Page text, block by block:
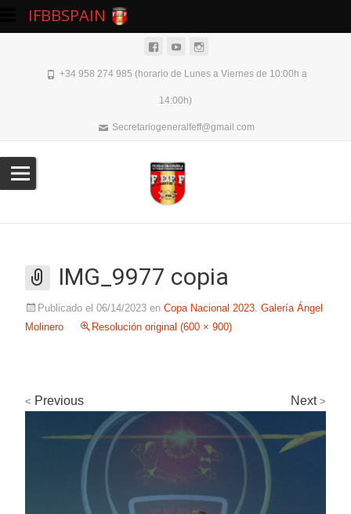
+34 958 274 985 (horario de Lunes a Viernes de 10:00h a
14:00h)
Secretariogeneralfeff@gmail.com
IMG_9977 copia
Publicado el 06/14/2023 en Copa Nacional 2023. Galería Ángel
Molinero
Resolución original (600 × 900)
< Previous Next >
IFBBSPAIN